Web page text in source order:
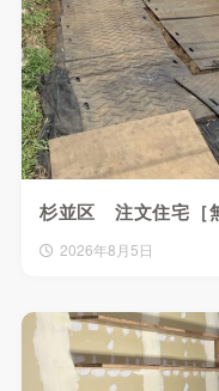
杉並区 注文住宅［
2026年8月5日